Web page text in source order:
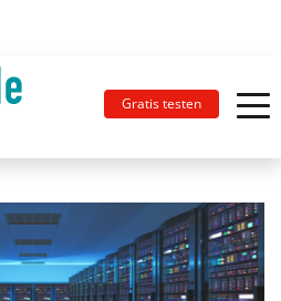
Gratis testen